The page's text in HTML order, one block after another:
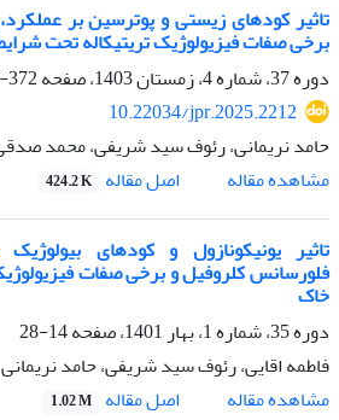
تاثیر کودهای زیستی و پوترسین بر
برخی صفات فیزیولوژیک تریتیکاله تحت
دوره 37، شماره 4، زمستان 1403، صفحه
372-388
10.22034/jpr.2025.2212
حامد نریمانی، رئوف سید شریفی، محمد
مشاهده مقاله
اصل مقاله 424.2 K
تاثیر یونیکونازول و کودهای
فلورسانس کلروفیل و برخی صفات
خاک
دوره 35، شماره 1، بهار 1401، صفحه
14-28
فاطمه اقایی، رئوف سید شریفی، حامد نریمانی
مشاهده مقاله
اصل مقاله 1.02 M